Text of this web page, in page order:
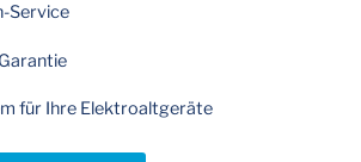
Service
für Ihre Elektroaltgeräte